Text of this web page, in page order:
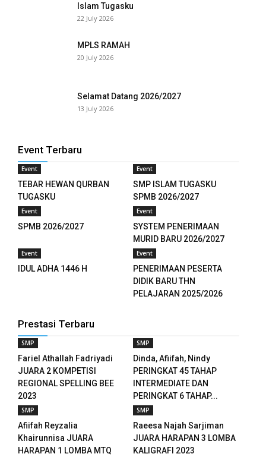
panel
panel
panel
panel
panel
panel
panel
panel
panel
panel
panel
Islam Tugasku
22 July 2026
MPLS RAMAH
20 July 2026
Selamat Datang 2026/2027
13 July 2026
Event Terbaru
Event
TEBAR HEWAN QURBAN
TUGASKU
Event
SMP ISLAM TUGASKU
SPMB 2026/2027
Event
SPMB 2026/2027
Event
SYSTEM PENERIMAAN
MURID BARU 2026/2027
Event
IDUL ADHA 1446 H
Event
PENERIMAAN PESERTA
DIDIK BARU THN
PELAJARAN 2025/2026
Prestasi Terbaru
SMP
Fariel Athallah Fadriyadi
JUARA 2 KOMPETISI
REGIONAL SPELLING BEE
2023
SMP
Dinda, Afiifah, Nindy
PERINGKAT 45 TAHAP
INTERMEDIATE DAN
PERINGKAT 6 TAHAP...
SMP
Afiifah Reyzalia
Khairunnisa JUARA
HARAPAN 1 LOMBA MTQ
SMP
Raeesa Najah Sarjiman
JUARA HARAPAN 3 LOMBA
KALIGRAFI 2023